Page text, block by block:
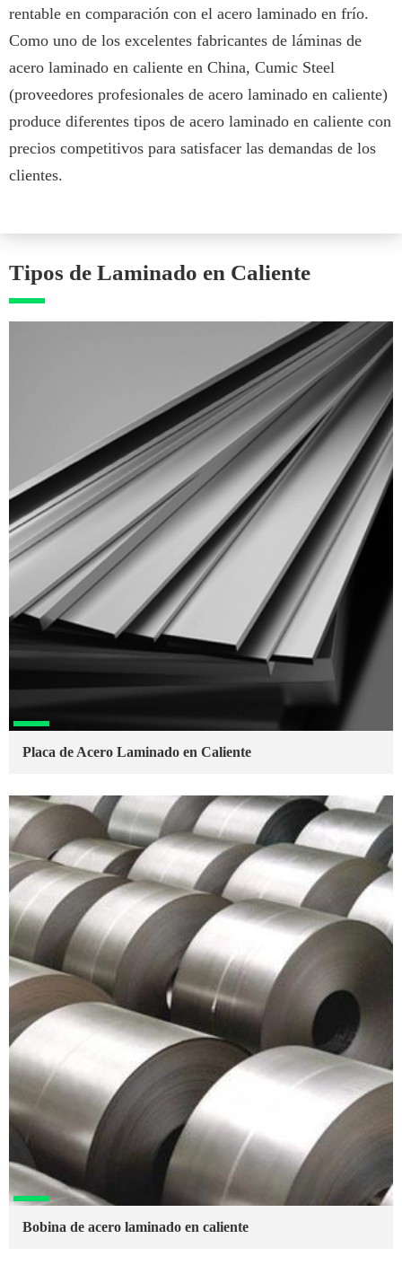
rentable en comparación con el acero laminado en frío.
Como uno de los excelentes fabricantes de láminas de
acero laminado en caliente en China, Cumic Steel
(proveedores profesionales de acero laminado en caliente)
produce diferentes tipos de acero laminado en caliente con
precios competitivos para satisfacer las demandas de los
clientes.
Tipos de Laminado en Caliente
Placa de Acero Laminado en Caliente
Bobina de acero laminado en caliente